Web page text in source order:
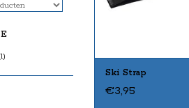
Ski Strap
€3,95